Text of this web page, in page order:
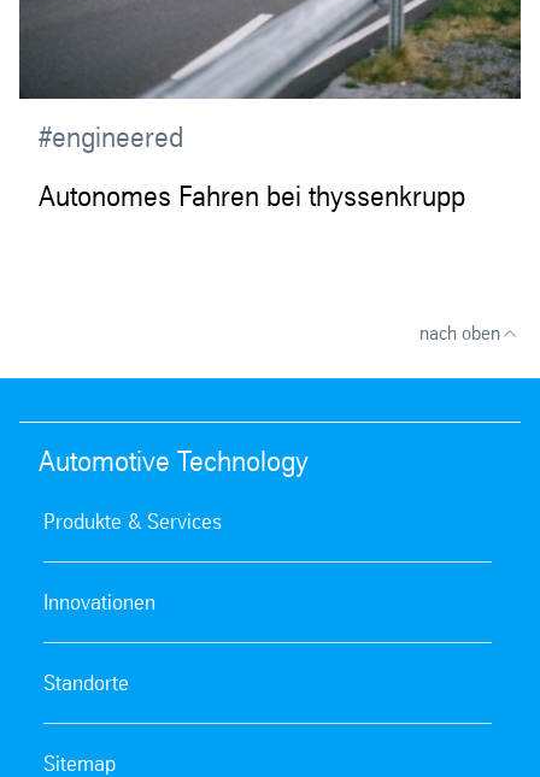
#engineered
Autonomes Fahren bei thyssenkrupp
nach oben
Automotive Technology
Produkte & Services
Innovationen
Standorte
Sitemap